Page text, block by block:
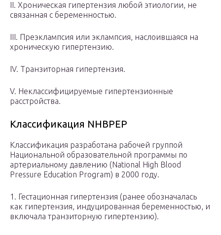
II. Хроническая гипертензия любой этиологии, не
связанная с беременностью.
III. Преэклампсия или эклампсия, наслоившаяся на
хроническую гипертензию.
IV. Транзиторная гипертензия.
V. Неклассифицируемые гипертензионные
расстройства.
Классификация NHBPEP
Классификация разработана рабочей группой
Национальной образовательной программы по
артериальному давлению (National High Blood
Pressure Education Program) в 2000 году.
1. Гестационная гипертензия (ранее обозначалась
как гипертензия, индуцированная беременностью, и
включала транзиторную гипертензию).